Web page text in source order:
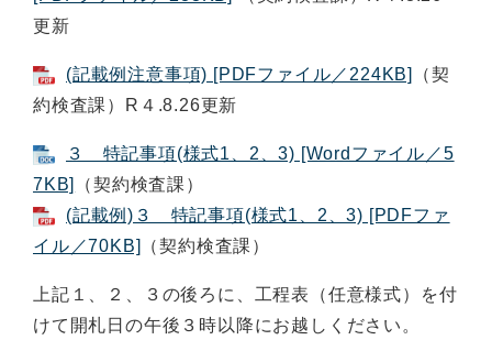
更新​
(記載例注意事項) [PDFファイル／224KB]
（契
約検査課）R４.8.26更新​
３ 特記事項(様式1、2、3) [Wordファイル／5
7KB]
（契約検査課）
(記載例)３ 特記事項(様式1、2、3) [PDFファ
イル／70KB]
（契約検査課）
上記１、２、３の後ろに、工程表（任意様式）を付
けて開札日の午後３時以降にお越しください。